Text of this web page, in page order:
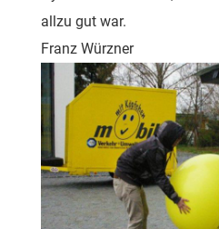
allzu gut war.
Franz Würzner